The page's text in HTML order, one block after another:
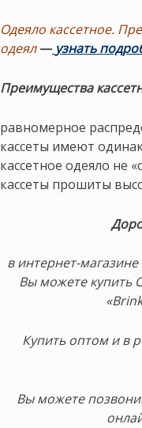
Одеяло кассетное.
одеял — узнать
Преимущества
равномерное
кассеты имеют
кассетное одеяло не
кассеты прошиты
в интернет-
Вы можете
Купить оптом и в
Вы можете